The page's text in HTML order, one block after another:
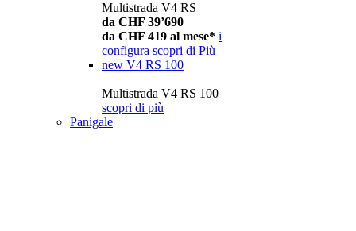
Multistrada V4 RS
da CHF 39’690
da CHF 419 al mese* i
configura scopri di Più
new V4 RS 100
Multistrada V4 RS 100
scopri di più
Panigale